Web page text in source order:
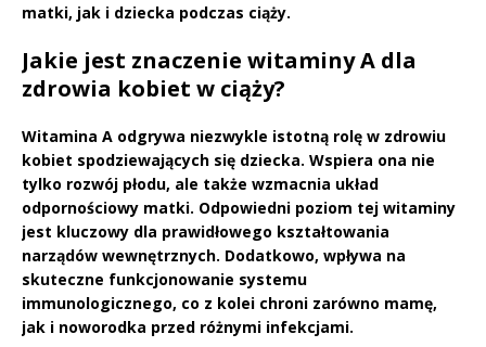
matki, jak i dziecka podczas ciąży.
Jakie jest znaczenie witaminy A dla
zdrowia kobiet w ciąży?
Witamina A odgrywa niezwykle istotną rolę w zdrowiu
kobiet spodziewających się dziecka. Wspiera ona nie
tylko rozwój płodu, ale także wzmacnia układ
odpornościowy matki. Odpowiedni poziom tej witaminy
jest kluczowy dla prawidłowego kształtowania
narządów wewnętrznych. Dodatkowo, wpływa na
skuteczne funkcjonowanie systemu
immunologicznego, co z kolei chroni zarówno mamę,
jak i noworodka przed różnymi infekcjami.